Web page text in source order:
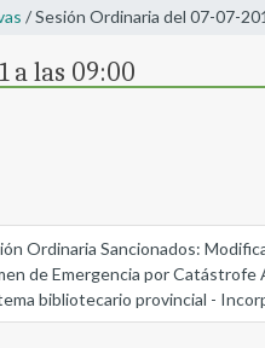
/ Sesión Ordinaria del 07-07-
a las 09:00
Ordinaria Sancionados:
de Emergencia por
bibliotecario provincial -